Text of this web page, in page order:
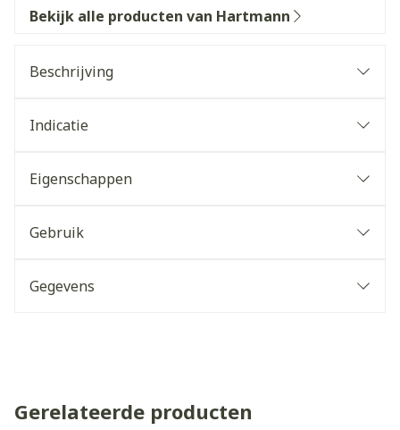
Bekijk alle producten van Hartmann
Beschrijving
Indicatie
Eigenschappen
Gebruik
Gegevens
Gerelateerde producten